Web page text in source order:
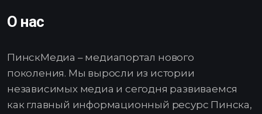
О нас
ПинскМедиа – медиапортал нового
поколения. Мы выросли из истории
независимых медиа и сегодня развиваемся
как главный информационный ресурс Пинска,